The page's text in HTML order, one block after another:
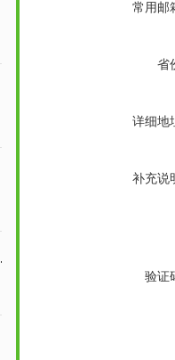
常用邮
省
详细地
补充说
验证